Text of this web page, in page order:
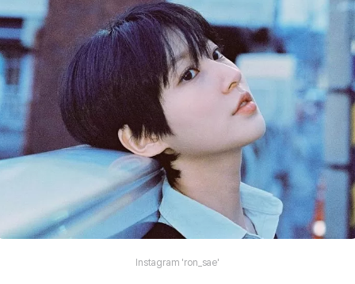
Instagram 'ron_sae'